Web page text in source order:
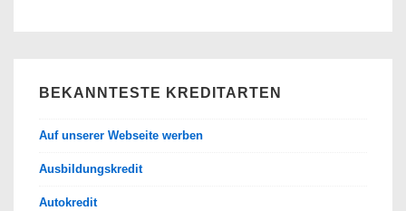
BEKANNTESTE KREDITARTEN
Auf unserer Webseite werben
Ausbildungskredit
Autokredit